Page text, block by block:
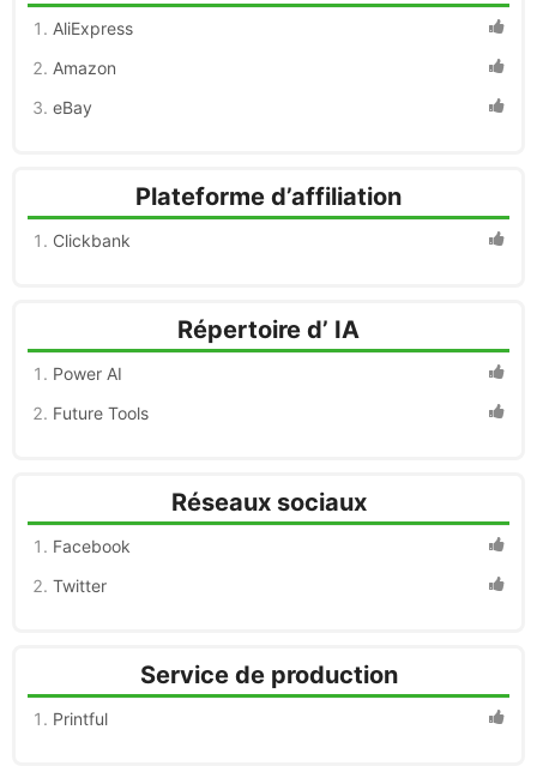
AliExpress
Amazon
eBay
Plateforme d’affiliation
Clickbank
Répertoire d’ IA
Power AI
Future Tools
Réseaux sociaux
Facebook
Twitter
Service de production
Printful